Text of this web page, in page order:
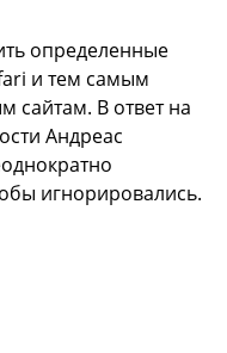
определенные
и тем самым
сайтам. В ответ на
Андреас
игнорировались.